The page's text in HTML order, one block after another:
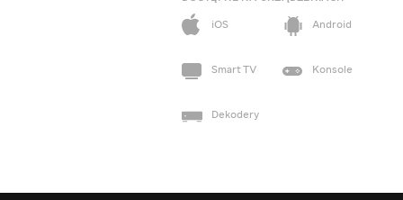
iOS
Android
Smart TV Konsole
Dekodery